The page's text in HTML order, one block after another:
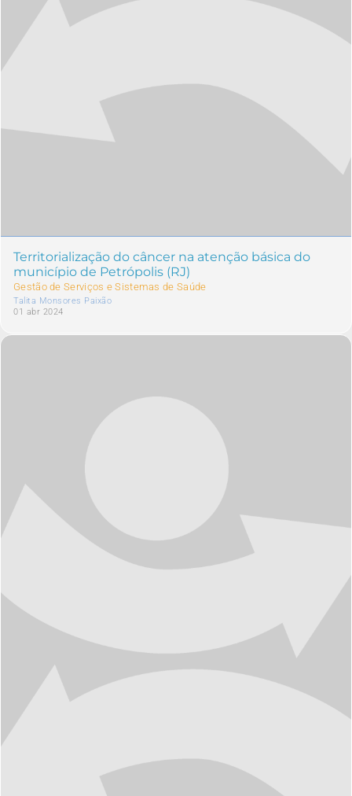
Territorialização do câncer na atenção básica do
município de Petrópolis (RJ)
Gestão de Serviços e Sistemas de Saúde
Talita Monsores Paixão
01 abr 2024